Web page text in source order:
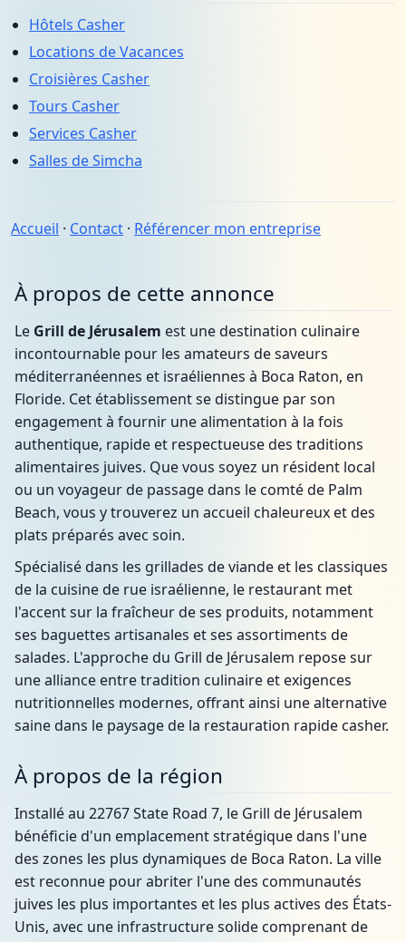
Hôtels Casher
Locations de Vacances
Croisières Casher
Tours Casher
Services Casher
Salles de Simcha
Accueil · Contact · Référencer mon entreprise
À propos de cette annonce
Le Grill de Jérusalem est une destination culinaire
incontournable pour les amateurs de saveurs
méditerranéennes et israéliennes à Boca Raton, en
Floride. Cet établissement se distingue par son
engagement à fournir une alimentation à la fois
authentique, rapide et respectueuse des traditions
alimentaires juives. Que vous soyez un résident local
ou un voyageur de passage dans le comté de Palm
Beach, vous y trouverez un accueil chaleureux et des
plats préparés avec soin.
Spécialisé dans les grillades de viande et les classiques
de la cuisine de rue israélienne, le restaurant met
l'accent sur la fraîcheur de ses produits, notamment
ses baguettes artisanales et ses assortiments de
salades. L'approche du Grill de Jérusalem repose sur
une alliance entre tradition culinaire et exigences
nutritionnelles modernes, offrant ainsi une alternative
saine dans le paysage de la restauration rapide casher.
À propos de la région
Installé au 22767 State Road 7, le Grill de Jérusalem
bénéficie d'un emplacement stratégique dans l'une
des zones les plus dynamiques de Boca Raton. La ville
est reconnue pour abriter l'une des communautés
juives les plus importantes et les plus actives des États-
Unis, avec une infrastructure solide comprenant de